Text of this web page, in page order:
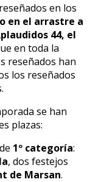
en los
en el arrastre a
44, el
en toda la
reseñados han
los reseñados
se han
plazas:
1º categoría:
, dos festejos
de Marsan.